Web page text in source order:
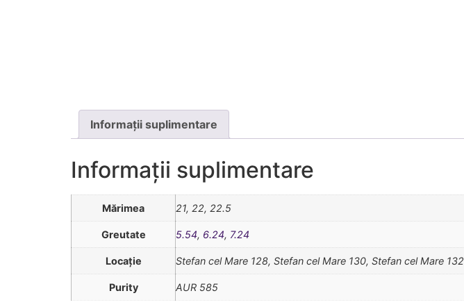
Informații suplimentare
Informații suplimentare
Mărimea 21, 22, 22.5
Greutate 5.54, 6.24, 7.24
Locație Stefan cel Mare 128, Stefan cel Mare 130, Stefan cel Mare 132
Purity AUR 585